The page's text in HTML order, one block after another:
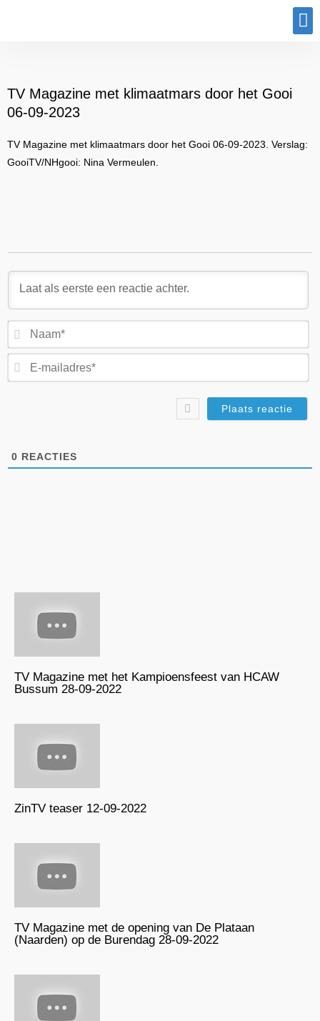
TV Magazine met klimaatmars door het Gooi
06-09-2023
TV Magazine met klimaatmars door het Gooi 06-09-2023. Verslag:
GooiTV/NHgooi: Nina Vermeulen.
0 REACTIES
TV Magazine met het Kampioensfeest van HCAW
Bussum 28-09-2022
ZinTV teaser 12-09-2022
TV Magazine met de opening van De Plataan
(Naarden) op de Burendag 28-09-2022